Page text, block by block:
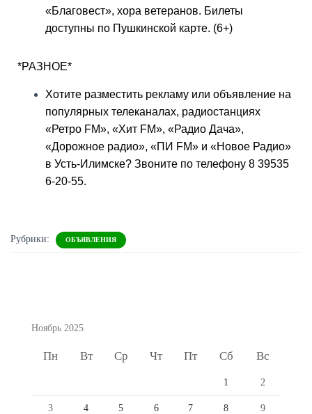
«Благовест», хора ветеранов. Билеты
доступны по Пушкинской карте. (6+)
*РАЗНОЕ*
Хотите разместить рекламу или объявление на
популярных телеканалах, радиостанциях
«Ретро FM», «Хит FM», «Радио Дача»,
«Дорожное радио», «ПИ FM» и «Новое Радио»
в Усть-Илимске? Звоните по телефону 8 39535
6-20-55.
Рубрики: ОБЪЯВЛЕНИЯ
Ноябрь 2025
Пн Вт Ср Чт Пт Сб Вс
1 2
3 4 5 6 7 8 9